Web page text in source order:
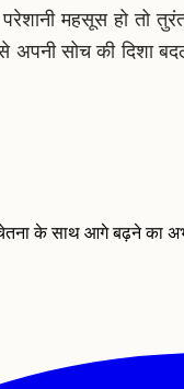
महसूस हो तो
सोच की दिशा बदल
के साथ आगे बढ़ने का